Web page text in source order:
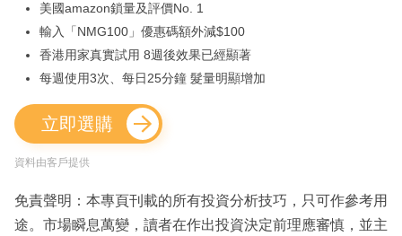
美國amazon鎖量及評價No. 1
輸入「NMG100」優惠碼額外減$100
香港用家真實試用 8週後效果已經顯著
每週使用3次、每日25分鐘 髮量明顯增加
立即選購
資料由客戶提供
免責聲明：本專頁刊載的所有投資分析技巧，只可作參考用
途。市場瞬息萬變，讀者在作出投資決定前理應審慎，並主